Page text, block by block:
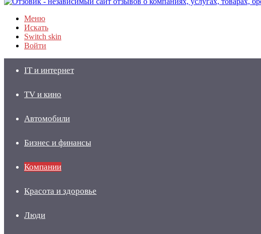
Меню
Искать
Switch skin
Войти
IT и интернет
TV и кино
Автомобили
Бизнес и финансы
Компании
Красота и здоровье
Люди